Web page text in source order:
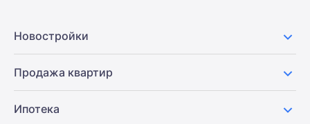
Новостройки
Продажа квартир
Ипотека